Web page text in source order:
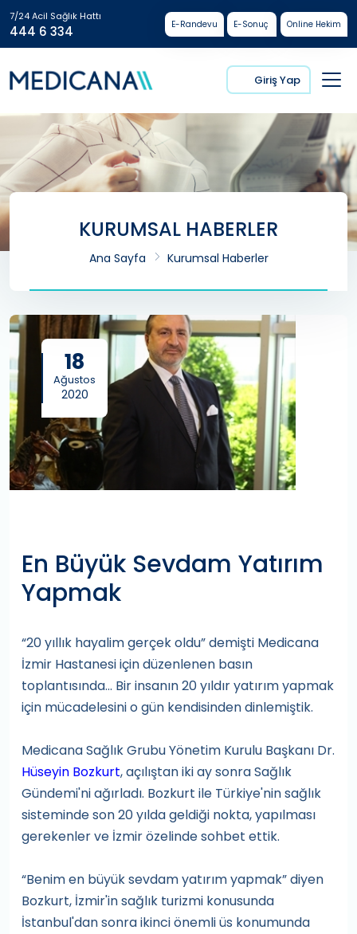
7/24 Acil Sağlık Hattı
444 6 334 E-Randevu E-Sonuç Online Hekim
Giriş Yap
KURUMSAL HABERLER
Ana Sayfa Kurumsal Haberler
18
Ağustos
2020
En Büyük Sevdam Yatırım
Yapmak
“20 yıllık hayalim gerçek oldu” demişti Medicana
İzmir Hastanesi için düzenlenen basın
toplantısında... Bir insanın 20 yıldır yatırım yapmak
için mücadelesini o gün kendisinden dinlemiştik.
Medicana Sağlık Grubu Yönetim Kurulu Başkanı Dr.
Hüseyin Bozkurt, açılıştan iki ay sonra Sağlık
Gündemi'ni ağırladı. Bozkurt ile Türkiye'nin sağlık
sisteminde son 20 yılda geldiği nokta, yapılması
gerekenler ve İzmir özelinde sohbet ettik.
“Benim en büyük sevdam yatırım yapmak” diyen
Bozkurt, İzmir'in sağlık turizmi konusunda
İstanbul'dan sonra ikinci önemli üs konumunda